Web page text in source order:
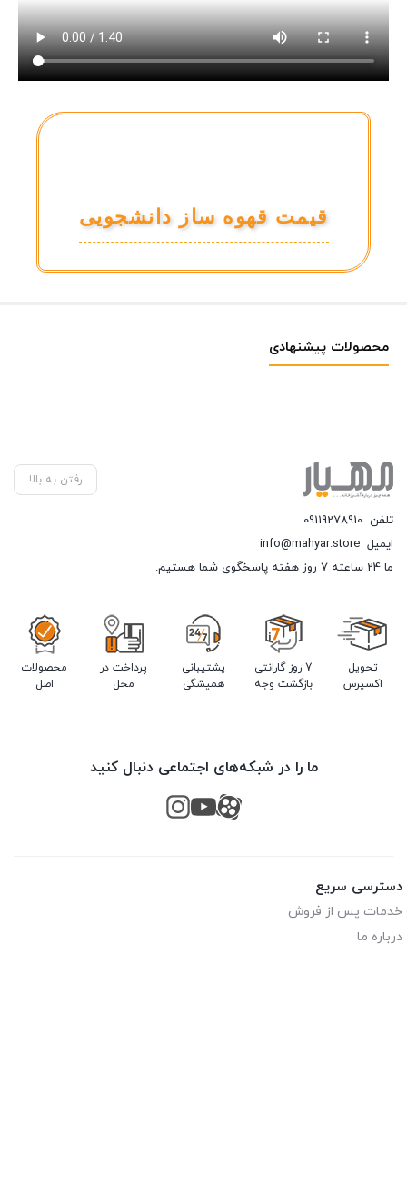
قیمت قهوه ساز دانشجویی
محصولات پیشنهادی
رفتن به بالا
تلفن 09119278910
ایمیل info@mahyar.store
ما 24 ساعته 7 روز هفته پاسخگوی شما هستیم.
تحویل
اکسپرس
7 روز گارانتی
بازگشت وجه
پشتیبانی
همیشگی
پرداخت در
محل
محصولات
اصل
ما را در شبکه‌های اجتماعی دنبال کنید
دسترسی سریع
خدمات پس از فروش
درباره ما